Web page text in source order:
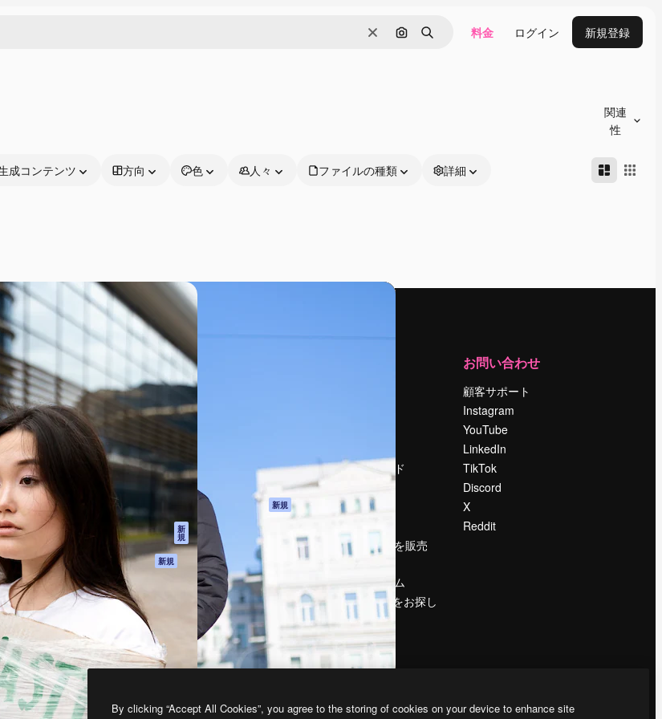
消去 画像で検索
検索 料金 ログイン 新規登録
関連
性
成コンテンツ 方向 色 人々 ファイルの種類 詳細
導くためのプラ
、企業、代理
以上が利用して
製品
Spaces
AI アシスタント
AI 画像生成ツール
AI 動画生成ツール
AI 音声合成ツール
ストックコンテン
Claude/ChatGPT
向けMCP
新
規
エージェント 新規
API
モバイルアプリ
すべてのMagnificツ
ール
プライバシーポリ
オリジナル
新規
クッキーポリシー
トラストセンター
アフィリエイト
法人向け
検索トレンド
イベント
コンテンツを販売
プレスルーム
magnific.aiをお探し
ですか？
お問い合わせ
顧客サポート
Instagram
YouTube
LinkedIn
TikTok
Discord
X
Reddit
S.L.U. 無断複写・転載を禁じます
By clicking “Accept All Cookies”, you agree to the storing of cookies on your device to enhance site